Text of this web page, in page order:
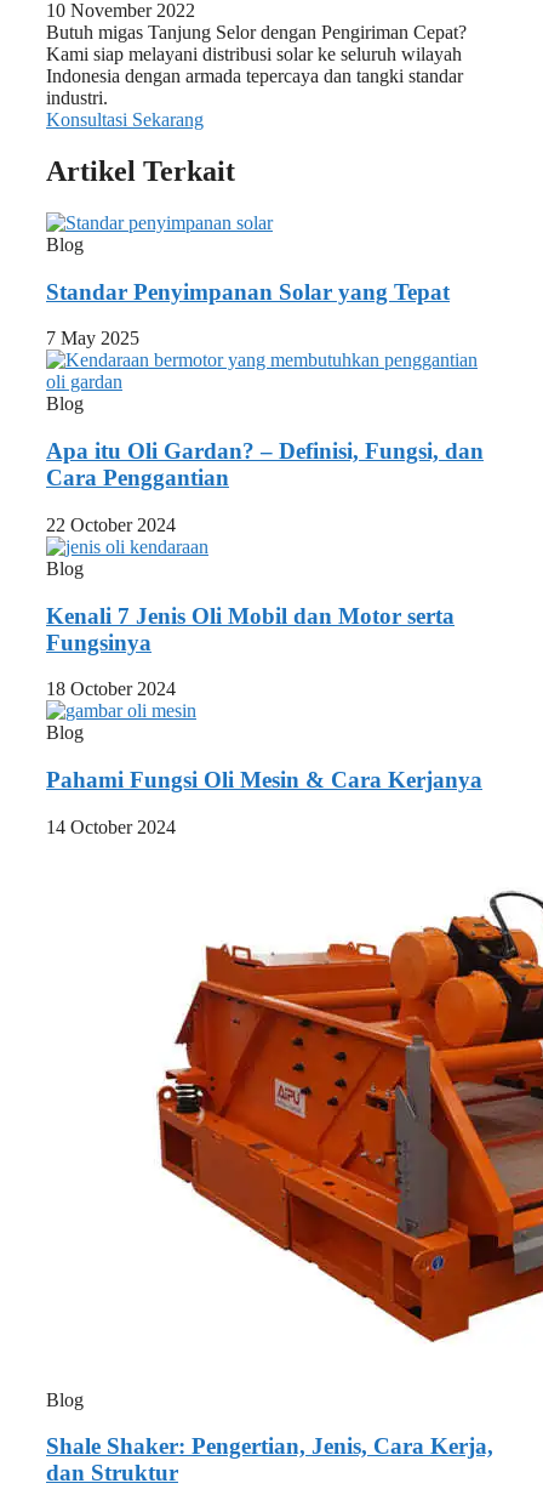
10 November 2022
Butuh migas Tanjung Selor dengan Pengiriman Cepat?
Kami siap melayani distribusi solar ke seluruh wilayah
Indonesia dengan armada tepercaya dan tangki standar
industri.
Konsultasi Sekarang
Artikel Terkait
Blog
Standar Penyimpanan Solar yang Tepat
7 May 2025
Blog
Apa itu Oli Gardan? – Definisi, Fungsi, dan
Cara Penggantian
22 October 2024
Blog
Kenali 7 Jenis Oli Mobil dan Motor serta
Fungsinya
18 October 2024
Blog
Pahami Fungsi Oli Mesin & Cara Kerjanya
14 October 2024
Blog
Shale Shaker: Pengertian, Jenis, Cara Kerja,
dan Struktur